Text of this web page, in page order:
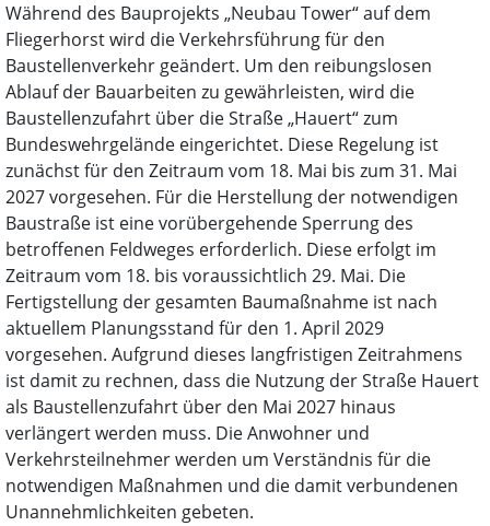
Während des Bauprojekts „Neubau Tower“ auf dem
Fliegerhorst wird die Verkehrsführung für den
Baustellenverkehr geändert. Um den reibungslosen
Ablauf der Bauarbeiten zu gewährleisten, wird die
Baustellenzufahrt über die Straße „Hauert“ zum
Bundeswehrgelände eingerichtet. Diese Regelung ist
zunächst für den Zeitraum vom 18. Mai bis zum 31. Mai
2027 vorgesehen. Für die Herstellung der notwendigen
Baustraße ist eine vorübergehende Sperrung des
betroffenen Feldweges erforderlich. Diese erfolgt im
Zeitraum vom 18. bis voraussichtlich 29. Mai. Die
Fertigstellung der gesamten Baumaßnahme ist nach
aktuellem Planungsstand für den 1. April 2029
vorgesehen. Aufgrund dieses langfristigen Zeitrahmens
ist damit zu rechnen, dass die Nutzung der Straße Hauert
als Baustellenzufahrt über den Mai 2027 hinaus
verlängert werden muss. Die Anwohner und
Verkehrsteilnehmer werden um Verständnis für die
notwendigen Maßnahmen und die damit verbundenen
Unannehmlichkeiten gebeten.